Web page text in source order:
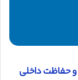
و حفاظت داخلی